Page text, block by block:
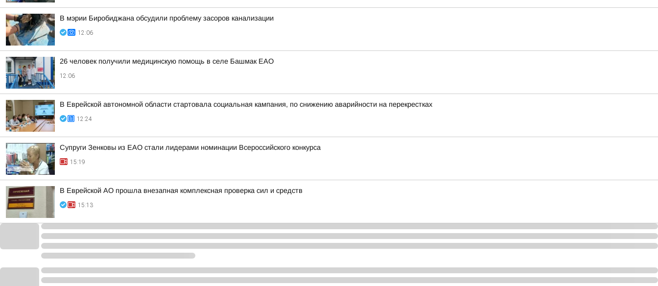
В мэрии Биробиджана обсудили проблему засоров канализации
12:06
26 человек получили медицинскую помощь в селе Башмак ЕАО
12:06
В Еврейской автономной области стартовала социальная кампания, по снижению аварийности на перекрестках
12:24
Супруги Зенковы из ЕАО стали лидерами номинации Всероссийского конкурса
15:19
В Еврейской АО прошла внезапная комплексная проверка сил и средств
15:13